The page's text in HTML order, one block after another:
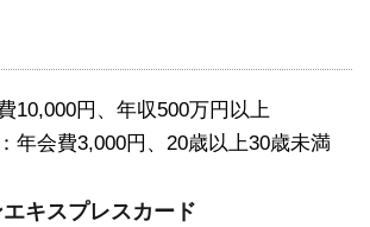
10,000円、年収500万円以上
年会費3,000円、20歳以上30歳未満
キスプレスカード